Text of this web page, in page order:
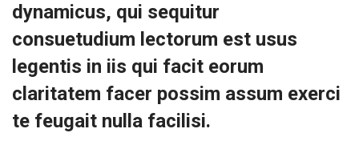
dynamicus, qui sequitur
consuetudium lectorum est usus
legentis in iis qui facit eorum
claritatem facer possim assum exerci
te feugait nulla facilisi.